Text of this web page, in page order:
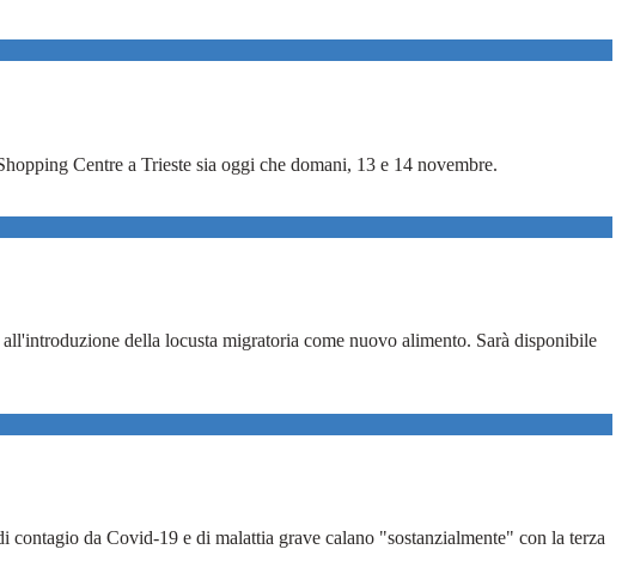
Centre a Trieste sia oggi che domani, 13 e 14 novembre.
della locusta migratoria come nuovo alimento. Sarà disponibile
da Covid-19 e di malattia grave calano "sostanzialmente" con la terza